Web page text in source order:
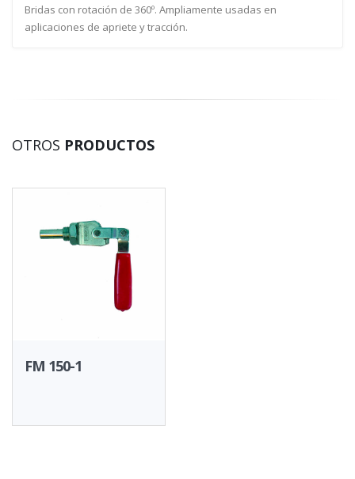
Bridas con rotación de 360º. Ampliamente usadas en
aplicaciones de apriete y tracción.
OTROS PRODUCTOS
FM 150-1